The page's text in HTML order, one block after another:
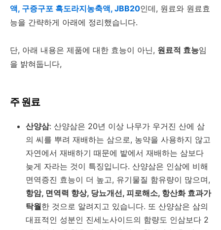
액, 구증구포 흑도라지농축액, JBB20인데, 원료와 원료효
능을 간략하게 아래에 정리했습니다.
단, 아래 내용은 제품에 대한 효능이 아닌, 원료적 효능임
을 밝혀둡니다,
주 원료
산양삼: 산양삼은 20년 이상 나무가 우거진 산에 삼
의 씨를 뿌려 재배하는 삼으로, 농약을 사용하지 않고
자연에서 재배하기 때문에 밭에서 재배하는 삼보다
늦게 자라는 것이 특징입니다. 산양삼은 인삼에 비해
면역증진 효능이 더 높고, 유기물질 함유량이 많으며,
항암, 면역력 향상, 당뇨개선, 피로해소, 항산화 효과가
탁월한 것으로 알려지고 있습니다. 또 산양삼은 삼의
대표적인 성분인 진세노사이드의 함량도 인삼보다 2